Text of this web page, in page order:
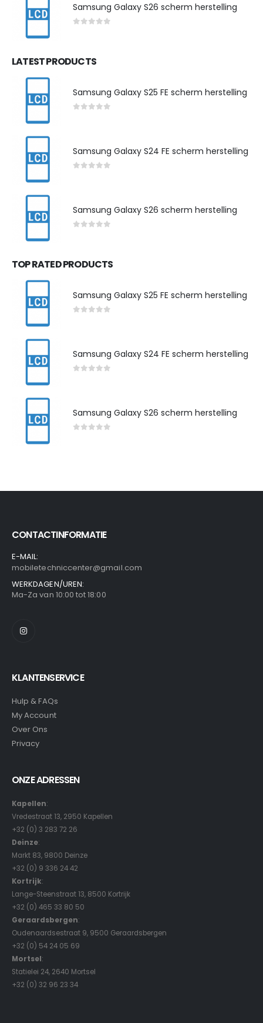
Samsung Galaxy S26 scherm herstelling
LATEST PRODUCTS
Samsung Galaxy S25 FE scherm herstelling
Samsung Galaxy S24 FE scherm herstelling
Samsung Galaxy S26 scherm herstelling
TOP RATED PRODUCTS
Samsung Galaxy S25 FE scherm herstelling
Samsung Galaxy S24 FE scherm herstelling
Samsung Galaxy S26 scherm herstelling
CONTACTINFORMATIE
E-MAIL:
mobiletechniccenter@gmail.com
WERKDAGEN/UREN:
Ma-Za van 10:00 tot 18:00
KLANTENSERVICE
Hulp & FAQs
My Account
Over Ons
Privacy
ONZE ADRESSEN
Kapellen:
Vredestraat 13, 2950 Kapellen
+32 (0) 3 283 72 26
Deinze:
Markt 83, 9800 Deinze
+32 (0) 9 336 24 42
Kortrijk:
Lange-Steenstraat 13, 8500 Kortrijk
+32 (0) 465 33 80 50
Geraardsbergen:
Oudenaardsestraat 9, 9500 Geraardsbergen
+32 (0) 54 24 05 69
Mortsel:
Statielei 24, 2640 Mortsel
+32 (0) 32 96 23 34